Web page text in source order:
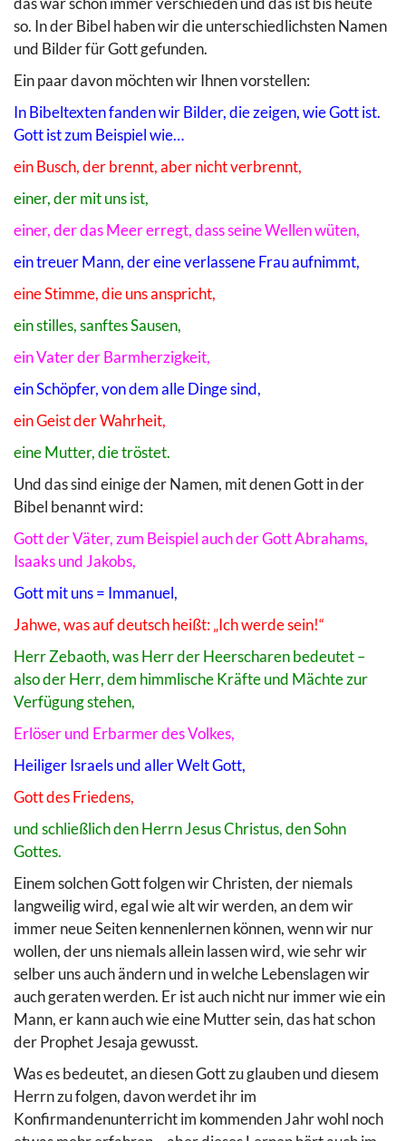
so. In der Bibel haben wir die unterschiedlichsten Namen
und Bilder für Gott gefunden.
Ein paar davon möchten wir Ihnen vorstellen:
In Bibeltexten fanden wir Bilder, die zeigen, wie Gott ist.
Gott ist zum Beispiel wie…
ein Busch, der brennt, aber nicht verbrennt,
einer, der mit uns ist,
einer, der das Meer erregt, dass seine Wellen wüten,
ein treuer Mann, der eine verlassene Frau aufnimmt,
eine Stimme, die uns anspricht,
ein stilles, sanftes Sausen,
ein Vater der Barmherzigkeit,
ein Schöpfer, von dem alle Dinge sind,
ein Geist der Wahrheit,
eine Mutter, die tröstet.
Und das sind einige der Namen, mit denen Gott in der
Bibel benannt wird:
Gott der Väter, zum Beispiel auch der Gott Abrahams,
Isaaks und Jakobs,
Gott mit uns = Immanuel,
Jahwe, was auf deutsch heißt: „Ich werde sein!“
Herr Zebaoth, was Herr der Heerscharen bedeutet –
also der Herr, dem himmlische Kräfte und Mächte zur
Verfügung stehen,
Erlöser und Erbarmer des Volkes,
Heiliger Israels und aller Welt Gott,
Gott des Friedens,
und schließlich den Herrn Jesus Christus, den Sohn
Gottes.
Einem solchen Gott folgen wir Christen, der niemals
langweilig wird, egal wie alt wir werden, an dem wir
immer neue Seiten kennenlernen können, wenn wir nur
wollen, der uns niemals allein lassen wird, wie sehr wir
selber uns auch ändern und in welche Lebenslagen wir
auch geraten werden. Er ist auch nicht nur immer wie ein
Mann, er kann auch wie eine Mutter sein, das hat schon
der Prophet Jesaja gewusst.
Was es bedeutet, an diesen Gott zu glauben und diesem
Herrn zu folgen, davon werdet ihr im
Konfirmandenunterricht im kommenden Jahr wohl noch